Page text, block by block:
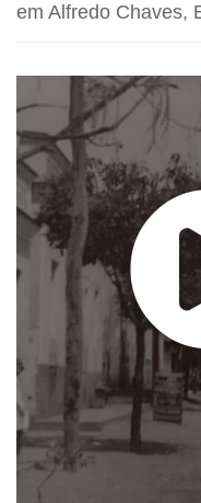
em Alfredo Chaves,